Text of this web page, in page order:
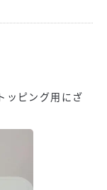
ッピング用にざ